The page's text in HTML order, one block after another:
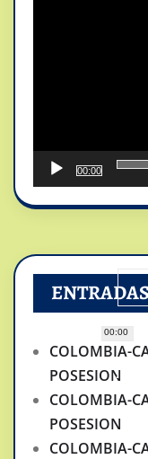
00:00
00:00
COLOMBIA-
POSESION
COLOMBIA-
POSESION
COLOMBIA-